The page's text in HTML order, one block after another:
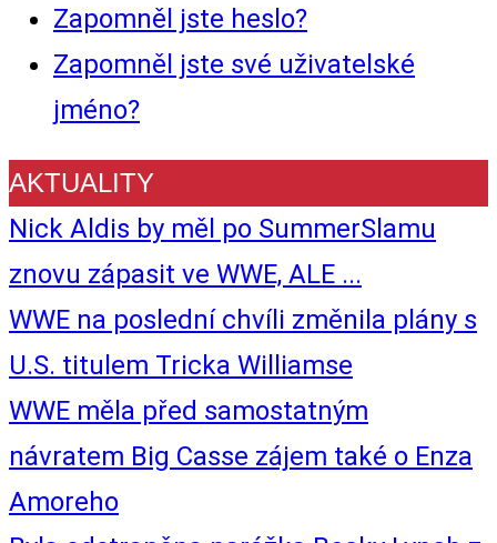
Zapomněl jste heslo?
Zapomněl jste své uživatelské
jméno?
AKTUALITY
Nick Aldis by měl po SummerSlamu
znovu zápasit ve WWE, ALE ...
WWE na poslední chvíli změnila plány s
U.S. titulem Tricka Williamse
WWE měla před samostatným
návratem Big Casse zájem také o Enza
Amoreho